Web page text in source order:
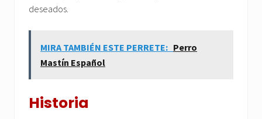
deseados.
MIRA TAMBIÉN ESTE PERRETE: Perro
Mastín Español
Historia